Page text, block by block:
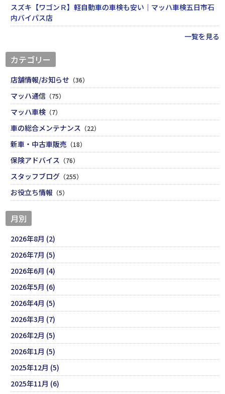
スズキ【ワゴンＲ】軽自動車の車検も安い｜マッハ車検五日市石
内バイパス店
一覧を見る
カテゴリー
店舗情報/お知らせ （36）
マッハ通信 （75）
マッハ車検 （7）
車の総合メンテナンス （22）
新車・中古車販売 （18）
保険アドバイス （76）
スタッフブログ （255）
お役立ち情報 （5）
月別
2026年8月 (2)
2026年7月 (5)
2026年6月 (4)
2026年5月 (6)
2026年4月 (5)
2026年3月 (7)
2026年2月 (5)
2026年1月 (5)
2025年12月 (5)
2025年11月 (6)